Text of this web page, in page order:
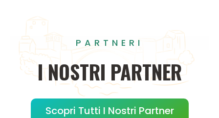
PARTNERI
INOSTRI PARTNER
Scopri Tutti I Nostri Partner